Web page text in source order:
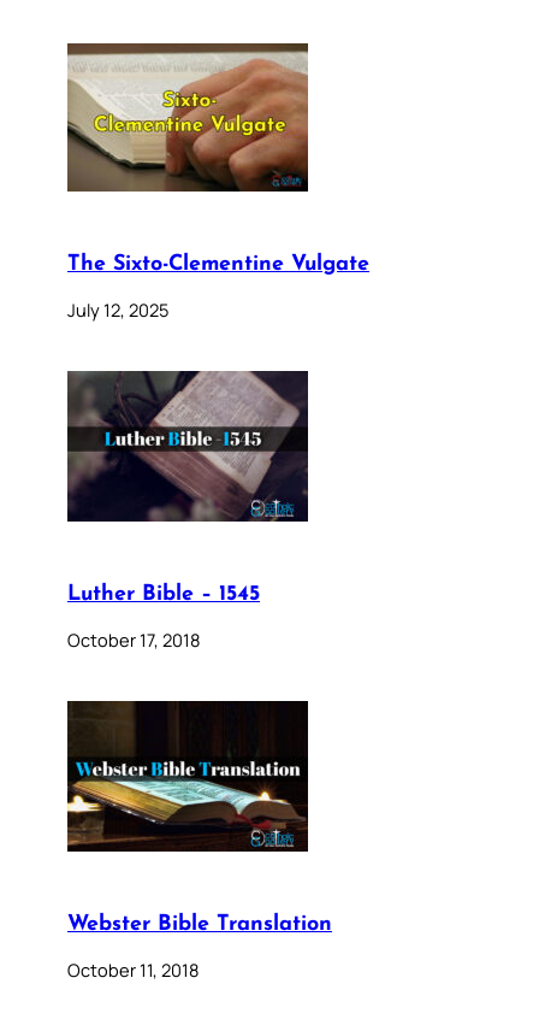
The Sixto-Clementine Vulgate
July 12, 2025
Luther Bible – 1545
October 17, 2018
Webster Bible Translation
October 11, 2018